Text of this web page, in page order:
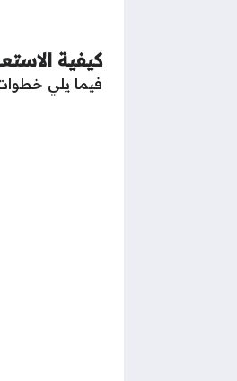
كيفية
فيما يلي خطوات